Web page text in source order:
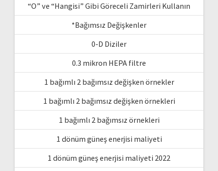
“O” ve “Hangisi” Gibi Göreceli Zamirleri Kullanın
*Bağımsız Değişkenler
0-D Diziler
0.3 mikron HEPA filtre
1 bağımlı 2 bağımsız değişken örnekler
1 bağımlı 2 bağımsız değişken örnekleri
1 bağımlı 2 bağımsız örnekleri
1 dönüm güneş enerjisi maliyeti
1 dönüm güneş enerjisi maliyeti 2022